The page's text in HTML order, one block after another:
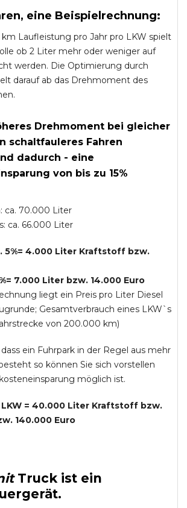
eine Beispielrechnung:
Laufleistung pro Jahr pro LKW spielt
ob 2 Liter mehr oder weniger auf
werden. Die Optimierung durch
darauf ab das Drehmoment des
Drehmoment bei gleicher
schaltfauleres Fahren
dadurch - eine
von bis zu 15%
ca. 70.000 Liter
ca. 66.000 Liter
5%= 4.000 Liter Kraftstoff bzw.
7.000 Liter bzw. 14.000 Euro
liegt ein Preis pro Liter Diesel
Gesamtverbrauch eines LKW`s
von 200.000 km)
ein Fuhrpark in der Regel aus mehr
so können Sie sich vorstellen
möglich ist.
LKW = 40.000 Liter Kraftstoff bzw.
140.000 Euro
Truckist ein